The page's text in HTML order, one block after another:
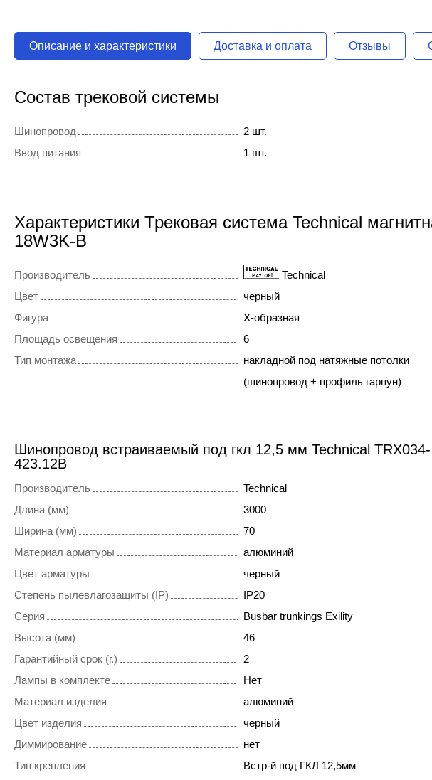
Описание и характеристики Доставка и оплата Отзывы
Состав трековой системы
Шинопровод 2 шт.
Ввод питания
1 шт.
Характеристики Трековая система Technical
18W3K-B
Производитель Technical
Цвет
черный
Фигура
X-образная
Площадь освещения
6
Тип монтажа
накладной под натяжные потолки
(шинопровод + профиль гарпун)
Шинопровод встраиваемый под гкл 12,5 мм Technical TRX034-
423.12B
Производитель
Technical
Длина (мм)
3000
Ширина (мм)
70
Материал арматуры
алюминий
Цвет арматуры
черный
Степень пылевлагозащиты (IP)
IP20
Серия
Busbar trunkings Exility
Высота (мм)
46
Гарантийный срок (г.)
2
Лампы в комплекте
Нет
Материал изделия
алюминий
Цвет изделия
черный
Диммирование
нет
Тип крепления
Встр-й под ГКЛ 12,5мм